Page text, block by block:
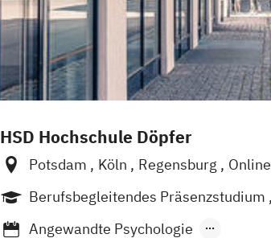
HSD Hochschule Döpfer
Potsdam Köln Regensburg Online
Berufsbegleitendes Präsenzstudium
Duales Studium
Fernstudium
Angewandte Psychologie